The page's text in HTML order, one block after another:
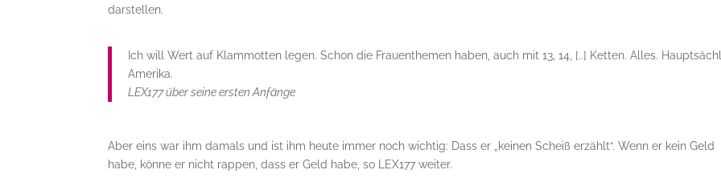
darstellen.
Ich will Wert auf Klammotten legen. Schon die Frauenthemen haben, auch mit 13, 14, [..] Ketten. Alles.
Amerika.
LEX177 über seine ersten Anfänge
Aber eins war ihm damals und ist ihm heute immer noch wichtig: Dass er „keinen Scheiß erzählt“. Wenn er kein Geld
habe, könne er nicht rappen, dass er Geld habe, so LEX177 weiter.